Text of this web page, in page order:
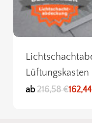
Lüftungskasten
ab 216,58€162,44